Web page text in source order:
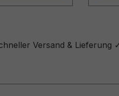
Versand & Lieferung